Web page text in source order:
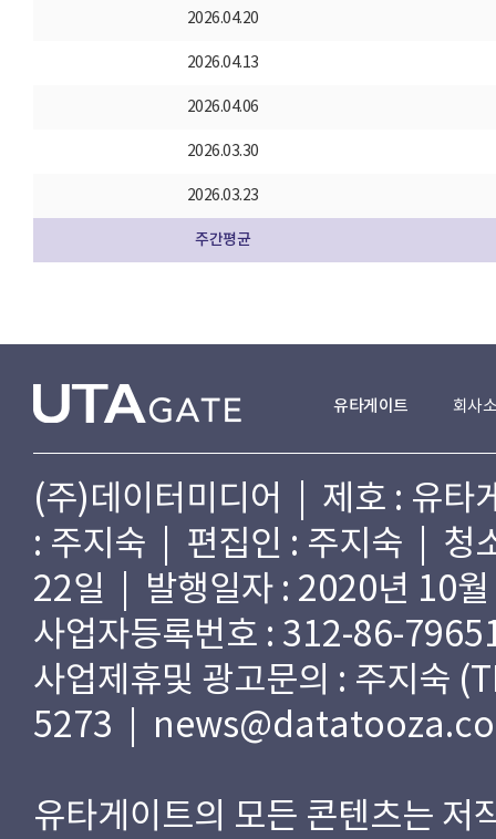
2026.04.20
2026.04.13
2026.04.06
2026.03.30
2026.03.23
주간평균
유타게이트 회사
(주)데이터미디어 | 제호 : 유
: 주지숙 | 편집인 : 주지숙 | 청
22일 | 발행일자 : 2020년 10
사업자등록번호 : 312-86-
사업제휴및 광고문의 : 주지숙
5273 |
유타게이트의 모든 콘텐츠는 저